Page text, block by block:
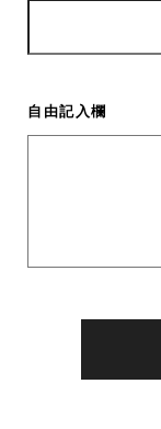
自由記入欄